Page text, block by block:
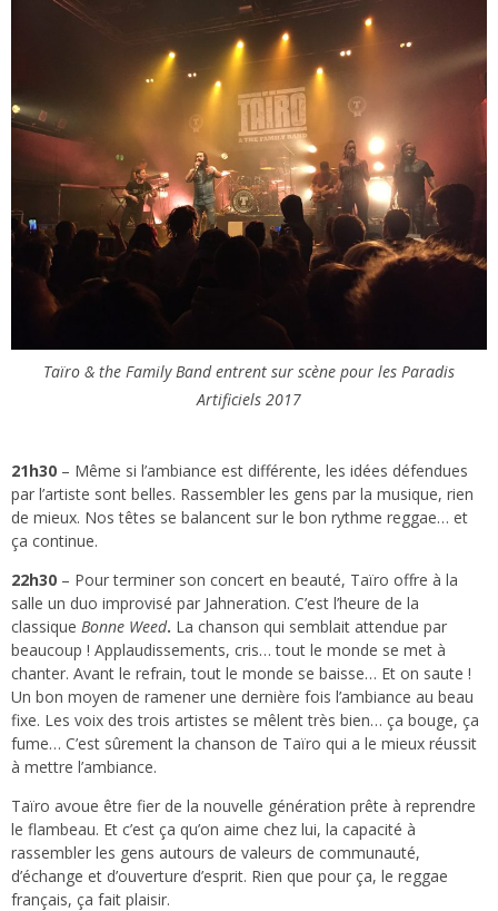
Taïro & the Family Band entrent sur scène pour les Paradis
Artificiels 2017
21h30 – Même si l’ambiance est différente, les idées défendues
par l’artiste sont belles. Rassembler les gens par la musique, rien
de mieux. Nos têtes se balancent sur le bon rythme reggae… et
ça continue.
22h30 – Pour terminer son concert en beauté, Taïro offre à la
salle un duo improvisé par Jahneration. C’est l’heure de la
classique Bonne Weed. La chanson qui semblait attendue par
beaucoup ! Applaudissements, cris… tout le monde se met à
chanter. Avant le refrain, tout le monde se baisse… Et on saute !
Un bon moyen de ramener une dernière fois l’ambiance au beau
fixe. Les voix des trois artistes se mêlent très bien… ça bouge, ça
fume… C’est sûrement la chanson de Taïro qui a le mieux réussit
à mettre l’ambiance.
Taïro avoue être fier de la nouvelle génération prête à reprendre
le flambeau. Et c’est ça qu’on aime chez lui, la capacité à
rassembler les gens autours de valeurs de communauté,
d’échange et d’ouverture d’esprit. Rien que pour ça, le reggae
français, ça fait plaisir.